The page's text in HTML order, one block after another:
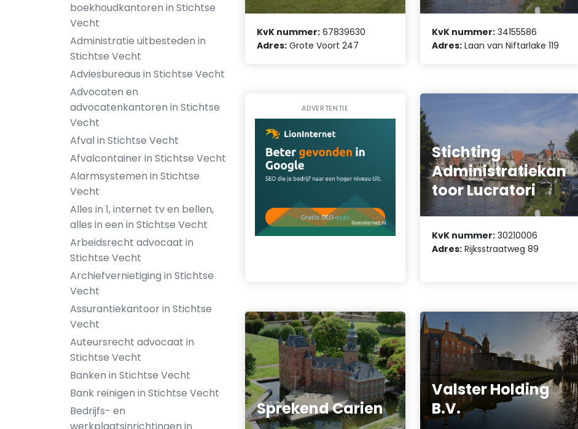
boekhoudkantoren in Stichtse
Vecht
Administratie uitbesteden in
Stichtse Vecht
Adviesbureaus in Stichtse Vecht
Advocaten en
advocatenkantoren in Stichtse
Vecht
Afval in Stichtse Vecht
Afvalcontainer in Stichtse Vecht
Alarmsystemen in Stichtse
Vecht
Alles in 1, internet tv en bellen,
alles in een in Stichtse Vecht
Arbeidsrecht advocaat in
Stichtse Vecht
Archiefvernietiging in Stichtse
Vecht
Assurantiekantoor in Stichtse
Vecht
Auteursrecht advocaat in
Stichtse Vecht
Banken in Stichtse Vecht
Bank reinigen in Stichtse Vecht
Bedrijfs- en
KvK nummer: 67839630
Adres: Grote Voort 247
KvK nummer: 34155586
Adres: Laan van Niftarlake 119
ADVERTENTIE
Stichting
Administratiekan
toor Lucratori
KvK nummer: 30210006
Adres: Rijksstraatweg 89
Sprekend Carien
Valster Holding
B.V.